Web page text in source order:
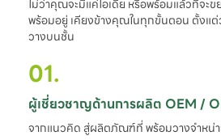
ไม่ว่าคุณจะมีแค่ไอเดีย หรือพร้อมแล้วที่จะ
พร้อมอยู่ เคียงข้างคุณในทุกขั้นตอน ตั้งแ
วางบนชั้น
01.
ผู้เชี่ยวชาญด้านการผลิต OEM /
จากแนวคิด สู่ผลิตภัณฑ์ที่ พร้อมวางจำหน่